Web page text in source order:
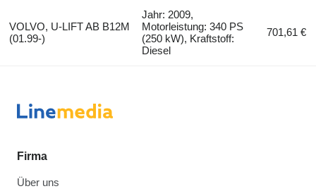
VOLVO, U-LIFT AB B12M
(01.99-)
Jahr: 2009,
Motorleistung: 340 PS
(250 kW), Kraftstoff:
Diesel
701,61 €
Firma
Über uns